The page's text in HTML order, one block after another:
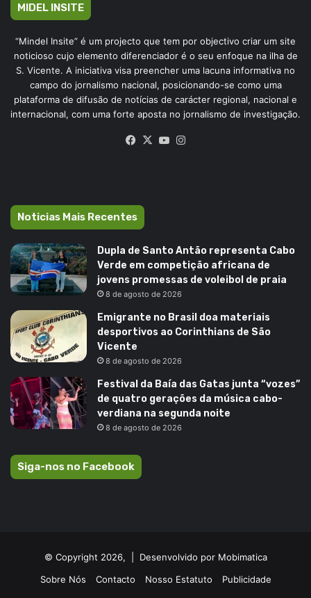
MIDEL INSITE
“Mindel Insite” é um projecto que tem por objectivo criar um site
noticioso cujo elemento diferenciador é o seu enfoque na ilha de
S. Vicente. A iniciativa visa preencher uma lacuna informativa no
campo do jornalismo nacional, posicionando-se como uma
plataforma de difusão de notícias de carácter regional, nacional e
internacional, com uma forte aposta no jornalismo de investigação.
Facebook
X YouTube
Noticias Mais Recentes
Dupla de Santo Antão representa Cabo
Verde em competição africana de
jovens promessas de voleibol de praia
8 de agosto de 2026
Emigrante no Brasil doa materiais
desportivos ao Corinthians de São
Vicente
8 de agosto de 2026
Festival da Baía das Gatas junta “vozes”
de quatro gerações da música cabo-
verdiana na segunda noite
8 de agosto de 2026
Siga-nos no Facebook
© Copyright 2026, | Desenvolvido por Mobimatica
Sobre Nós
Contacto Nosso Estatuto
Publicidade